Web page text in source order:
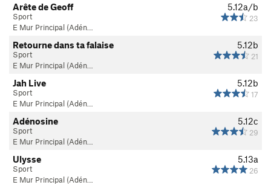
5.12a/b
23
Arête de Geoff
Sport
E Mur Principal (Adén…
5.12b
21
Retourne dans ta falaise
Sport
E Mur Principal (Adén…
5.12b
17
Jah Live
Sport
E Mur Principal (Adén…
5.12c
29
Adénosine
Sport
E Mur Principal (Adén…
5.13a
26
Ulysse
Sport
E Mur Principal (Adén…